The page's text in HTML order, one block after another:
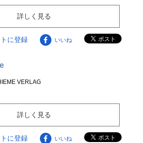
詳しく見る
に登録 いいね
VERLAG
詳しく見る
に登録 いいね